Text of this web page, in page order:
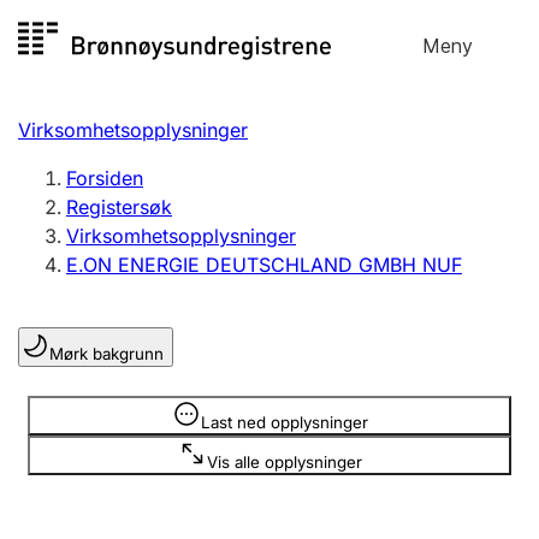
til
Meny
Registersøk
Aksjeselskap
Enkeltpersonforetak
Registrere, endre, slette
Lag og forening
Registrere, endre, slette
Virksomhetsopplysninger
Forsiden
Registersøk
Virksomhetsopplysninger
E.ON ENERGIE DEUTSCHLAND GMBH NUF
Mørk bakgrunn
Last ned opplysninger
Vis alle opplysninger
Opplysninger er skjult